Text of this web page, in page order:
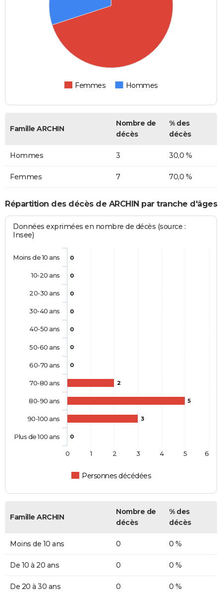
Femmes Hommes
Famille ARCHIN
Nombre de
décès
% des
décès
Hommes 3 30,0 %
Femmes 7 70,0 %
Répartition des décès de ARCHIN par tranche d'âges
Données exprimées en nombre de décès (source :
Insee)
0
0
0
0
0
0
0
2
5
3
0
Personnes décédées
Moins de 10 ans
10-20 ans
20-30 ans
30-40 ans
40-50 ans
50-60 ans
60-70 ans
70-80 ans
80-90 ans
90-100 ans
Plus de 100 ans
0 1 2 3 4 5 6
Famille ARCHIN
Nombre de
décès
% des
décès
Moins de 10 ans 0 0 %
De 10 à 20 ans 0 0 %
De 20 à 30 ans 0 0 %